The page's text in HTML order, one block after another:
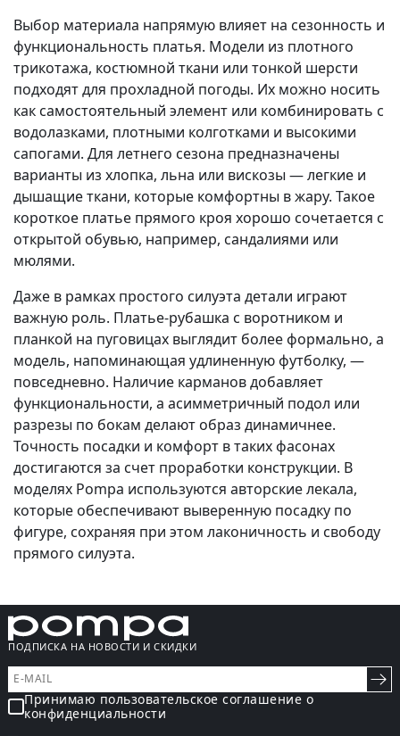
Выбор материала напрямую влияет на сезонность и
функциональность платья. Модели из плотного
трикотажа, костюмной ткани или тонкой шерсти
подходят для прохладной погоды. Их можно носить
как самостоятельный элемент или комбинировать с
водолазками, плотными колготками и высокими
сапогами. Для летнего сезона предназначены
варианты из хлопка, льна или вискозы — легкие и
дышащие ткани, которые комфортны в жару. Такое
короткое платье прямого кроя хорошо сочетается с
открытой обувью, например, сандалиями или
мюлями.
Даже в рамках простого силуэта детали играют
важную роль. Платье-рубашка с воротником и
планкой на пуговицах выглядит более формально, а
модель, напоминающая удлиненную футболку, —
повседневно. Наличие карманов добавляет
функциональности, а асимметричный подол или
разрезы по бокам делают образ динамичнее.
Точность посадки и комфорт в таких фасонах
достигаются за счет проработки конструкции. В
моделях Pompa используются авторские лекала,
которые обеспечивают выверенную посадку по
фигуре, сохраняя при этом лаконичность и свободу
прямого силуэта.
ПОДПИСКА НА НОВОСТИ И СКИДКИ
Принимаю пользовательское соглашение о
конфиденциальности